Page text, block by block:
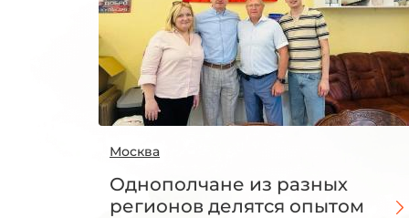
Москва
Однополчане из разных
регионов делятся опытом